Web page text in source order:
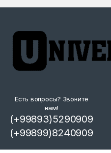
Есть вопросы? Звоните
нам!
(+99893)5290909
(+99899)8240909